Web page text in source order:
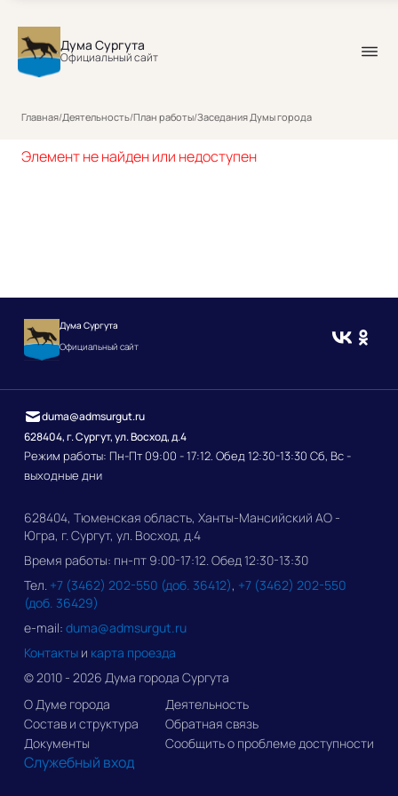
Дума Сургута
Официальный сайт
Главная/Деятельность/План работы/Заседания Думы города
Элемент не найден или недоступен
Дума Сургута
Официальный сайт
628404, г. Сургут, ул. Восход, д.4
Режим работы: Пн-Пт 09:00 - 17:12. Обед 12:30-13:30 Сб, Вс -
выходные дни
duma@admsurgut.ru
628404, Тюменская область, Ханты-Мансийский АО -
Югра, г. Сургут, ул. Восход, д.4
Время работы: пн-пт 9:00-17:12. Обед 12:30-13:30
Тел. +7 (3462) 202-550 (доб. 36412), +7 (3462) 202-550
(доб. 36429)
e-mail: duma@admsurgut.ru
Контакты и карта проезда
© 2010 - 2026 Дума города Сургута
О Думе города
Состав и структура
Документы
Деятельность
Обратная связь
Сообщить о проблеме доступности
Служебный вход